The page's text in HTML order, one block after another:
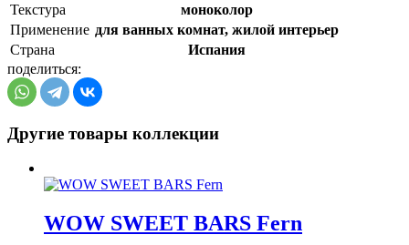
Текстура
моноколор
Применение для ванных комнат, жилой интерьер
Страна
Испания
поделиться:
Другие товары коллекции
WOW SWEET BARS Fern